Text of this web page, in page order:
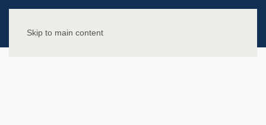
Skip to main content